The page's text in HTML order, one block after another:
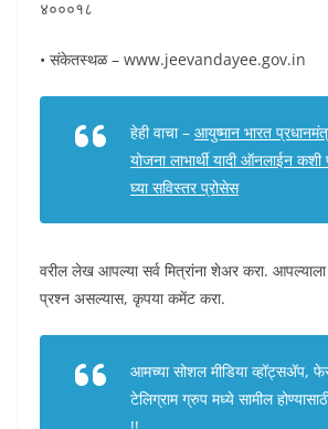
४०००१८
• संकेतस्थळ – www.jeevandayee.gov.in
हेही वाचा – आयुष्मान भारत
योजना लाभार्थी यादी ऑनलाईन कशी
घ्या सविस्तर प्रोसेस
वरील लेख आपल्या सर्व मित्रांना शेअर करा. आपल्याला
प्रश्न असल्यास, कृपया कमेंट करा.
आमच्या सोशल मीडिया व्हॉट्सअ‍ॅप,
टेलिग्राम ग्रुप मध्ये सामील